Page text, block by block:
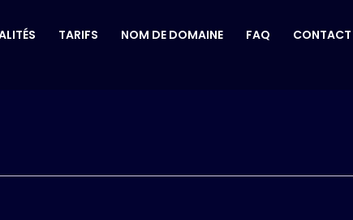
TARIFS NOM DE DOMAINE FAQ CONTACT